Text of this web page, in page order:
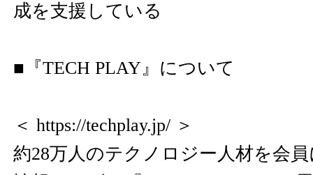
成を支援している
■『TECH PLAY』について
＜ https://techplay.jp/ ＞
約28万人のテクノロジー人材を会